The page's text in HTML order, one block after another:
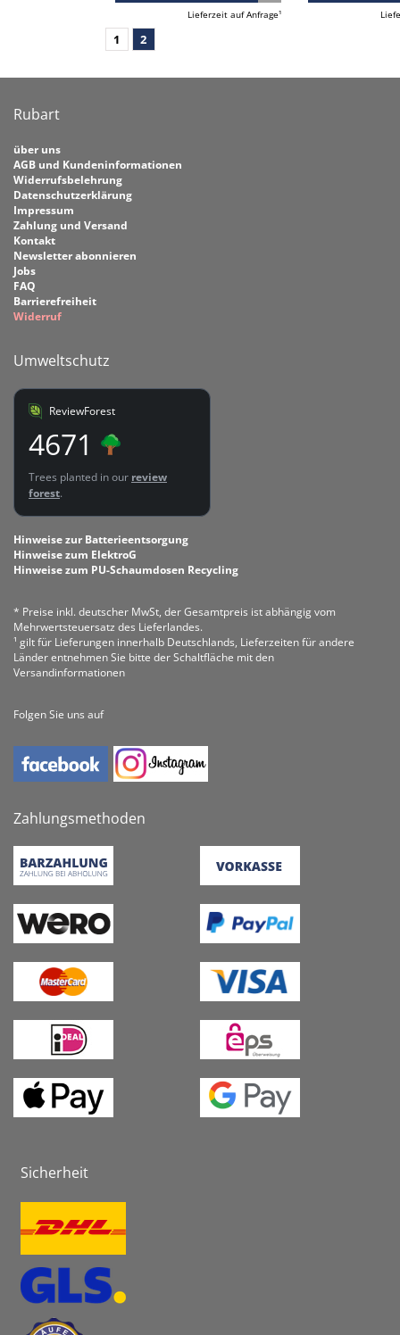
Lieferzeit auf Anfrage¹
1 2
Rubart
über uns
AGB und Kundeninformationen
Widerrufsbelehrung
Datenschutzerklärung
Impressum
Zahlung und Versand
Kontakt
Newsletter abonnieren
Jobs
FAQ
Barrierefreiheit
Widerruf
Umweltschutz
ReviewForest
4671
Trees planted in our review
forest.
Hinweise zur Batterieentsorgung
Hinweise zum ElektroG
Hinweise zum PU-Schaumdosen Recycling
* Preise inkl. deutscher MwSt, der Gesamtpreis ist abhängig vom
Mehrwertsteuersatz des Lieferlandes.
¹ gilt für Lieferungen innerhalb Deutschlands, Lieferzeiten für andere
Länder entnehmen Sie bitte der Schaltfläche mit den
Versandinformationen
Folgen Sie uns auf
Zahlungsmethoden
Sicherheit